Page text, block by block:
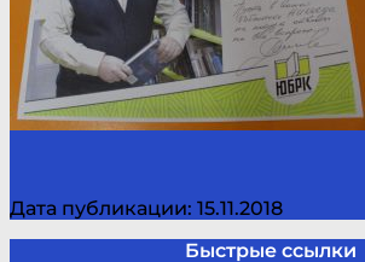
Дата публикации: 15.11.2018
Быстрые ссылки